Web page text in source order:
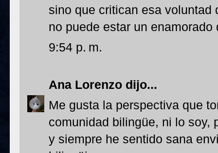
sino que critican esa
no puede estar un enamorado
9:54 p. m.
Ana Lorenzo dijo...
Me gusta la perspectiva que
comunidad bilingüe, ni lo soy,
y siempre he sentido sana